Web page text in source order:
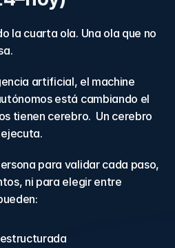
la cuarta ola. Una ola que no
artificial, el machine
está cambiando el
tienen cerebro.  Un cerebro
para validar cada paso,
ni para elegir entre